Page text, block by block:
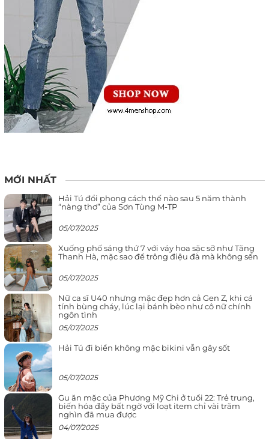
MỚI NHẤT
Hải Tú đổi phong cách thế nào sau 5 năm thành
“nàng thơ” của Sơn Tùng M-TP
05/07/2025
Xuống phố sáng thứ 7 với váy hoa sặc sỡ như Tăng
Thanh Hà, mặc sao để trông điệu đà mà không sến
05/07/2025
Nữ ca sĩ U40 nhưng mặc đẹp hơn cả Gen Z, khi cá
tính bùng cháy, lúc lại bánh bèo như cô nữ chính
ngôn tình
05/07/2025
Hải Tú đi biển không mặc bikini vẫn gây sốt
05/07/2025
Gu ăn mặc của Phương Mỹ Chi ở tuổi 22: Trẻ trung,
biến hóa đầy bất ngờ với loạt item chỉ vài trăm
nghìn đã mua được
04/07/2025